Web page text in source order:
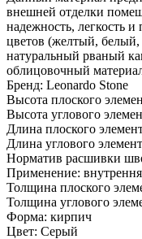
внешней отделки
надежность, легкость
цветов (желтый,
натуральный рваный
облицовочный
Бренд: Leonardo Stone
Высота плоского
Высота углового
Длина плоского
Длина углового
Норматив расшивки
Применение:
Толщина плоского
Толщина углового
Форма: кирпич
Цвет: Серый